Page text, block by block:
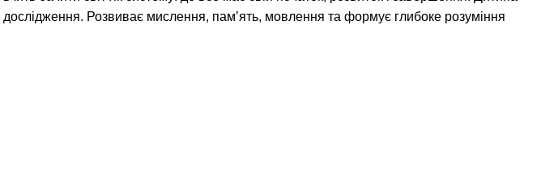
дослідження. Розвиває мислення, памʼять, мовлення та формує глибоке розуміння